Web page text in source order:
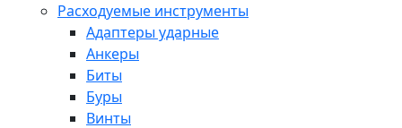
Расходуемые инструменты
Адаптеры ударные
Анкеры
Биты
Буры
Винты